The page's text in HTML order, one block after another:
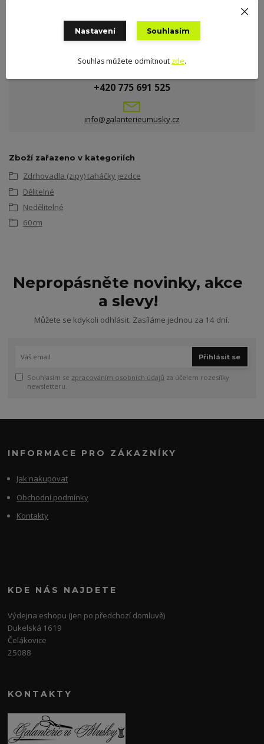
Potřebujete poradit?
+420 775 691 525
info@galanterieumusky.cz
Zboží zařazeno v kategoriích
Zdrhovadla (zipy) taháčky jezdce
Dělitelné
Nedělitelné
60cm
Nepropásněte novinky, akce
a slevy!
Můžete se kdykoli odhlásit. Zasíláme jednou za 14 dní.
Přihlásit se
Souhlasím se zpracováním osobních údajů za účelem rozesílky
newsletteru.
INFORMACE PRO ZÁKAZNÍKY
Jak nakupovat
Obchodní podmínky
Kontakty
KDE NÁS NAJDETE
Výdejna eshopu (jen po předchozí domluvě)
Dukelská 1619
Čelákovice
25088
KONTAKTY
Nastavení Souhlasím
Souhlas můžete odmítnout zde.